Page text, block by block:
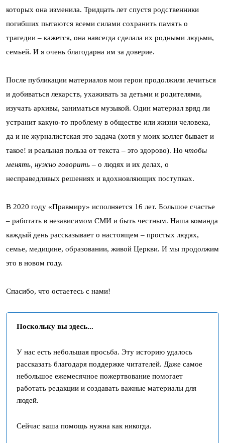
которых она изменила. Тридцать лет спустя родственники
погибших пытаются всеми силами сохранить память о
трагедии – кажется, она навсегда сделала их родными людьми,
семьей. И я очень благодарна им за доверие.
После публикации материалов мои герои продолжили лечиться
и добиваться лекарств, ухаживать за детьми и родителями,
изучать архивы, заниматься музыкой. Один материал вряд ли
устранит какую-то проблему в обществе или жизни человека,
да и не журналистская это задача (хотя у моих коллег бывает и
такое! и реальная польза от текста – это здорово). Но чтобы
менять, нужно говорить – о людях и их делах, о
несправедливых решениях и вдохновляющих поступках.
В 2020 году «Правмиру» исполняется 16 лет. Большое счастье
– работать в независимом СМИ и быть честным. Наша команда
каждый день рассказывает о настоящем – простых людях,
семье, медицине, образовании, живой Церкви. И мы продолжим
это в новом году.
Спасибо, что остаетесь с нами!
Поскольку вы здесь...
У нас есть небольшая просьба. Эту историю удалось
рассказать благодаря поддержке читателей. Даже самое
небольшое ежемесячное пожертвование помогает
работать редакции и создавать важные материалы для
людей.
Сейчас ваша помощь нужна как никогда.